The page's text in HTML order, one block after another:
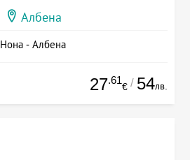
Албена
Нона - Албена
27.61
€ / 54лв.